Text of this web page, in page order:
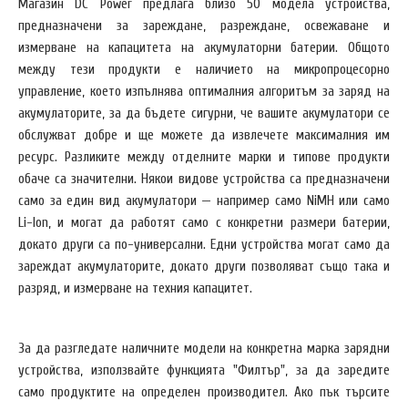
Магазин DC Power предлага близо 50 модела устройства,
предназначени за зареждане, разреждане, освежаване и
измерване на капацитета на акумулаторни батерии. Общото
между тези продукти е наличието на микропроцесорно
управление, което изпълнява оптималния алгоритъм за заряд на
акумулаторите, за да бъдете сигурни, че вашите акумулатори се
обслужват добре и ще можете да извлечете максималния им
ресурс. Разликите между отделните марки и типове продукти
обаче са значителни. Някои видове устройства са предназначени
само за един вид акумулатори — например само NiMH или само
Li-Ion, и могат да работят само с конкретни размери батерии,
докато други са по-универсални. Едни устройства могат само да
зареждат акумулаторите, докато други позволяват също така и
разряд, и измерване на техния капацитет.
За да разгледате наличните модели на конкретна марка зарядни
устройства, използвайте функцията "Филтър", за да заредите
само продуктите на определен производител. Ако пък търсите